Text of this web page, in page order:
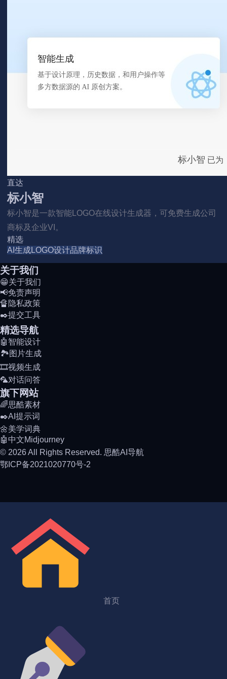
直达
标小智
标小智是一款智能LOGO在线设计生成器，可免费生成公司
商标及企业VI。
精选
AI生成LOGO设计品牌标识
关于我们
😁关于我们
📢免责声明
🔏隐私政策
✒️提交工具
精选导航
🤖智能设计
🏞️图片生成
🎞️视频生成
🦜对话问答
旗下网站
🌈思酷素材
✒️AI提示词
🌼美学词典
🤖中文Midjourney
© 2026 All Rights Reserved. 思酷AI导航
鄂ICP备2021020770号-2
首页